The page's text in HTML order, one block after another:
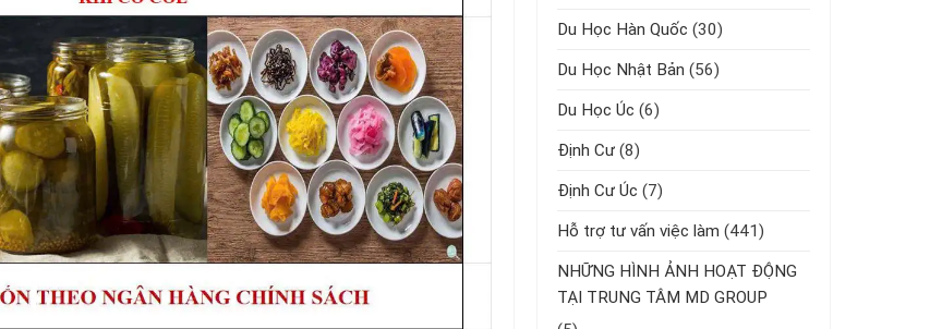
Du Học Hàn Quốc (30)
Du Học Nhật Bản (56)
Du Học Úc (6)
Định Cư (8)
Định Cư Úc (7)
Hỗ trợ tư vấn việc làm (441)
NHỮNG HÌNH ẢNH HOẠT ĐỘNG
TẠI TRUNG TÂM MD GROUP